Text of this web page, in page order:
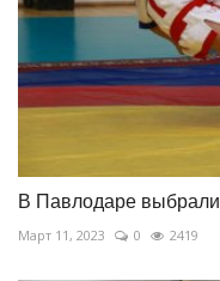
В Павлодаре
Март 11, 2023 0 2419